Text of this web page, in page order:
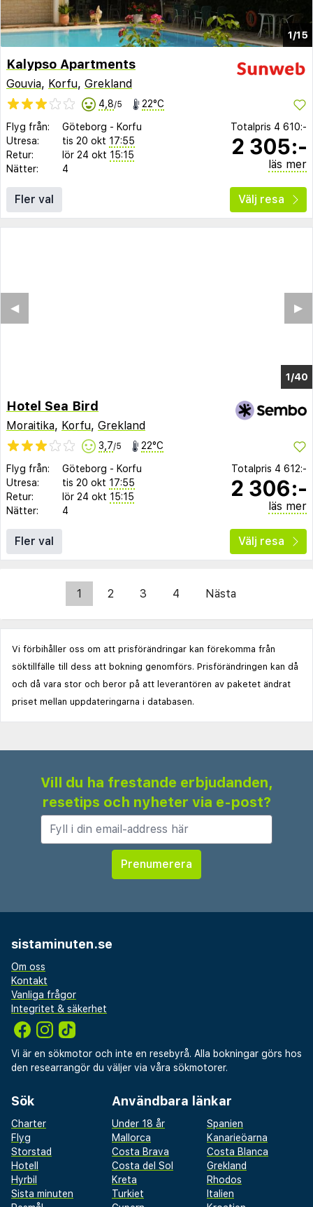
1/15
Kalypso Apartments
Gouvia, Korfu, Grekland
4,8/5 22°C
Flyg från: Göteborg - Korfu
Utresa:
tis 20 okt 17:55
Retur:
lör 24 okt 15:15
Nätter:
4
Totalpris 4 610:-
2 305:-
läs mer
Fler val Välj resa
1/37
▶︎
◀︎
Hotel Sea Bird
Moraitika, Korfu, Grekland
3,7/5 22°C
Flyg från: Göteborg - Korfu
Utresa:
tis 20 okt 17:55
Retur:
lör 24 okt 15:15
Nätter:
4
Totalpris 4 612:-
2 306:-
läs mer
Fler val Välj resa
1 2 3 4 Nästa
Vi förbihåller oss om att prisförändringar kan förekomma från
söktillfälle till dess att bokning genomförs. Prisförändringen kan då
och då vara stor och beror på att leverantören av paketet ändrat
priset mellan uppdateringarna i databasen.
Vill du ha frestande erbjudanden,
resetips och nyheter via e-post?
sistaminuten.se
Om oss
Kontakt
Vanliga frågor
Integritet & säkerhet
Vi är en sökmotor och inte en resebyrå. Alla bokningar görs hos
den researrangör du väljer via våra sökmotorer.
Sök
Charter
Flyg
Storstad
Hotell
Hyrbil
Sista minuten
Användbara länkar
Under 18 år
Spanien
Mallorca
Kanarieöarna
Costa Brava
Costa Blanca
Costa del Sol
Grekland
Kreta
Rhodos
Turkiet
Italien